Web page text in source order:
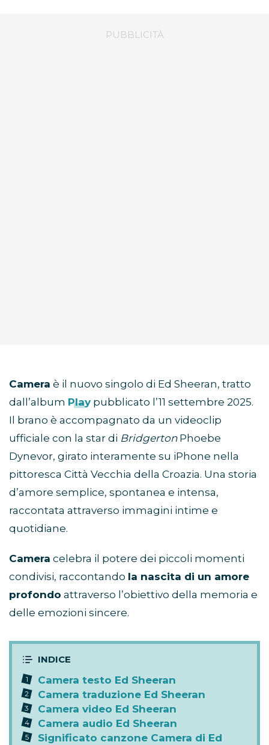
Camera è il nuovo singolo di Ed Sheeran, tratto
dall’album Play pubblicato l’11 settembre 2025.
Il brano è accompagnato da un videoclip
ufficiale con la star di BridgertonPhoebe
Dynevor, girato interamente su iPhone nella
pittoresca Città Vecchia della Croazia. Una storia
d’amore semplice, spontanea e intensa,
raccontata attraverso immagini intime e
quotidiane.
Camera celebra il potere dei piccoli momenti
condivisi, raccontando la nascita di un amore
profondo attraverso l’obiettivo della memoria e
delle emozioni sincere.
Camera testo Ed Sheeran
Camera traduzione Ed Sheeran
Camera video Ed Sheeran
Camera audio Ed Sheeran
Significato canzone Camera di Ed